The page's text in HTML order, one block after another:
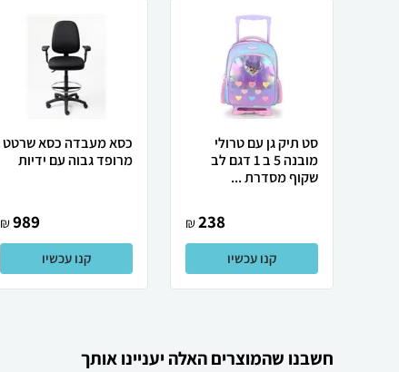
סט תיק גן עם טרולי
מובנה 5 ב 1 דגם לב
שקוף מסדרת ...
238
₪
קנו עכשיו
כסא מעבדה כסא שרטט
מרופד גבוה עם ידיות
989
₪
קנו עכשיו
חשבנו שהמוצרים האלה יעניינו אותך